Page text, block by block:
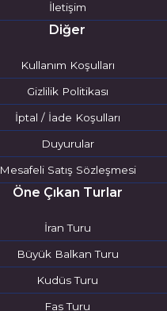
İletişim
Diğer
Kullanım Koşulları
Gizlilik Politikası
İptal / İade Koşulları
Duyurular
Mesafeli Satış Sözleşmesi
Öne Çıkan Turlar
İran Turu
Büyük Balkan Turu
Kudüs Turu
Fas Turu